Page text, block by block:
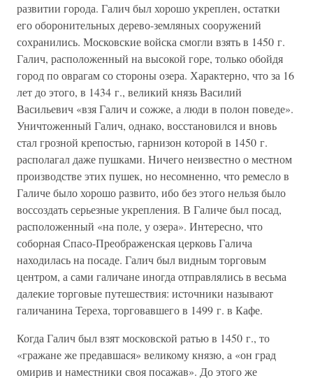
развитии города. Галич был хорошо укреплен, остатки
его оборонительных дерево-земляных сооружений
сохранились. Московские войска смогли взять в 1450 г.
Галич, расположенный на высокой горе, только обойдя
город по оврагам со стороны озера. Характерно, что за 16
лет до этого, в 1434 г., великий князь Василий
Васильевич «взя Галич и сожже, а люди в полон поведе».
Уничтоженный Галич, однако, восстановился и вновь
стал грозной крепостью, гарнизон которой в 1450 г.
располагал даже пушками. Ничего неизвестно о местном
производстве этих пушек, но несомненно, что ремесло в
Галиче было хорошо развито, ибо без этого нельзя было
воссоздать серьезные укрепления. В Галиче был посад,
расположенный «на поле, у озера». Интересно, что
соборная Спасо-Преображенская церковь Галича
находилась на посаде. Галич был видным торговым
центром, а сами галичане иногда отправлялись в весьма
далекие торговые путешествия: источники называют
галичанина Тереха, торговавшего в 1499 г. в Кафе.
Когда Галич был взят московской ратью в 1450 г., то
«гражане же предавшася» великому князю, а «он град
омирив и наместники своя посажав». До этого же